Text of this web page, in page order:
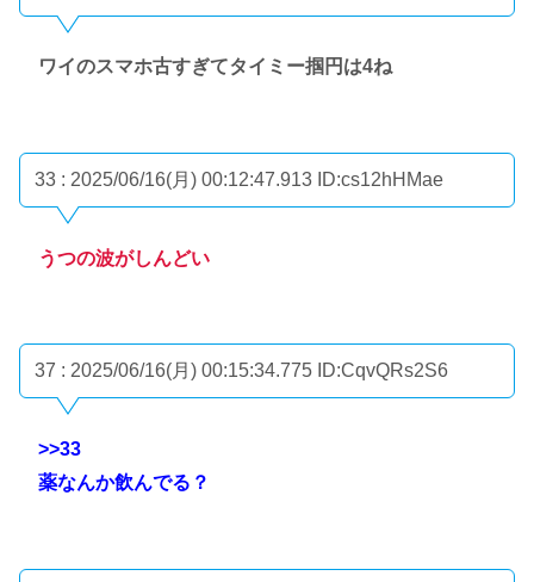
ワイのスマホ古すぎてタイミー掴円は4ね
33 : 2025/06/16(月) 00:12:47.913 ID:cs12hHMae
うつの波がしんどい
37 : 2025/06/16(月) 00:15:34.775 ID:CqvQRs2S6
>>33
薬なんか飲んでる？